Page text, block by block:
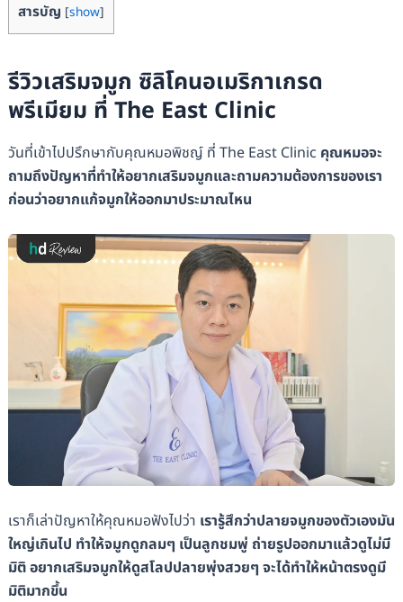
สารบัญ [show]
รีวิวเสริมจมูก ซิลิโคนอเมริกาเกรด
พรีเมียม ที่ The East Clinic
วันที่เข้าไปปรึกษากับคุณหมอพิชญ์ ที่ The East Clinic คุณหมอจะ
ถามถึงปัญหาที่ทำให้อยากเสริมจมูกและถามความต้องการของเรา
ก่อนว่าอยากแก้จมูกให้ออกมาประมาณไหน
เราก็เล่าปัญหาให้คุณหมอฟังไปว่า เรารู้สึกว่าปลายจมูกของตัวเองมัน
ใหญ่เกินไป ทำให้จมูกดูกลมๆ เป็นลูกชมพู่ ถ่ายรูปออกมาแล้วดูไม่มี
มิติ อยากเสริมจมูกให้ดูสโลปปลายพุ่งสวยๆ จะได้ทำให้หน้าตรงดูมี
มิติมากขึ้น